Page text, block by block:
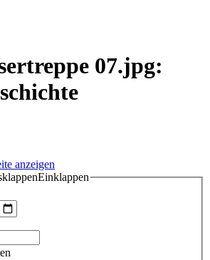
07.jpg:
anzeigen
Einklappen